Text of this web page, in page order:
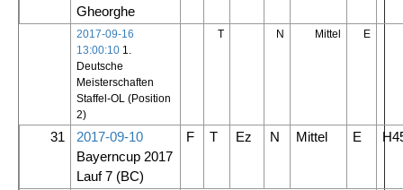
Gheorghe
2017-09-16
13:00:10 1.
Deutsche
Meisterschaften
Staffel-OL (Position
2)
T N Mittel E
31
2017-09-10
Bayerncup 2017
Lauf 7 (BC)
F T Ez N Mittel E